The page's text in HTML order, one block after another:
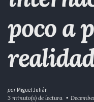
poco a
por Miguel Julián
3 minuto(s) de lectura